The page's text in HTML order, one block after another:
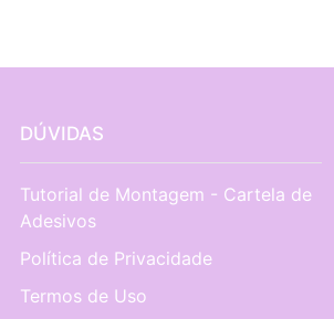
DÚVIDAS
Tutorial de Montagem - Cartela de
Adesivos
Política de Privacidade
Termos de Uso